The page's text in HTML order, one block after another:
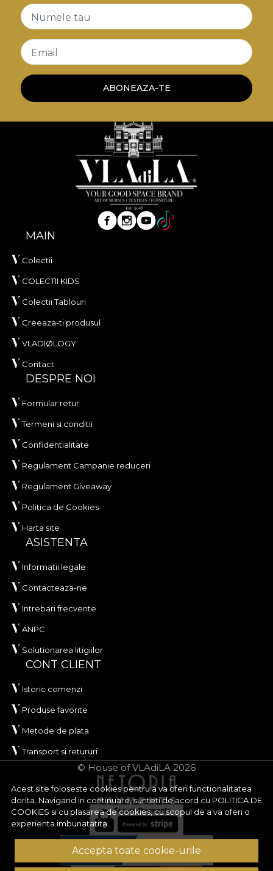
Acest site foloseste cookies pentru a va oferi functionalitatea
dorita. Navigand in continuare, sunteti de acord cu POLITICA DE
COOKIES si cu plasarea de cookies, cu scopul de a va oferi o
experienta imbunatatita.
Accepta toate cookie-urile
Numele tau
Email
ABONEAZA-TE
MAIN
Colectii
COLECTII KIDS
Colectii Tablouri
Creeaza-ti produsul
VLADIØLOGY
Contact
DESPRE NOI
Formular retur
Termeni si conditii
Confidentialitate
Regulament Campanie reduceri
Regulament Giveaway
Politica de Cookies
Harta site
ASISTENTA
Informatii legale
Contacteaza-ne
Intrebari frecvente
ANPC
Solutionarea litigiilor
CONT CLIENT
Istoric comenzi
Produse favorite
Metode de plata
Transport si retururi
© House of VLAdiLA 2026